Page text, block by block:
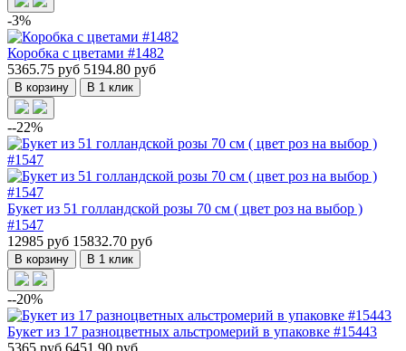
-3%
Коробка с цветами #1482
5365.75 руб 5194.80 руб
В корзину В 1 клик
--22%
Букет из 51 голландской розы 70 см ( цвет роз на выбор )
#1547
12985 руб 15832.70 руб
В корзину В 1 клик
--20%
Букет из 17 разноцветных альстромерий в упаковке #15443
5365 руб 6451.90 руб